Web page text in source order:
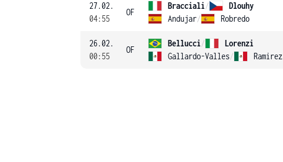
27.02.
04:55
OF
Bracciali/
Dlouhy
Andujar/ Robredo
26.02.
00:55
OF
Bellucci/
Lorenzi
Gallardo-Valles/ Ramirez